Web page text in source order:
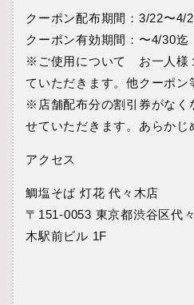
クーポン配布期間：3/22〜4/
クーポン有効期間：〜4/30迄
※ご使用について お一人様
ていただきます。他クーポン
※店舗配布分の割引券がなく
せていただきます。あらかじ
アクセス
鯛塩そば 灯花 代々木店
〒151-0053 東京都渋谷区代
木駅前ビル 1F